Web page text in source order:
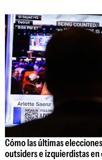
Cómo las últimas
outsiders e izquierdistas